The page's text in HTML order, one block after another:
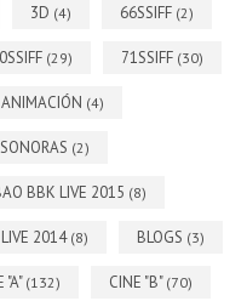
3D (4) 66SSIFF (2)
(29) 71SSIFF (30)
ANIMACIÓN (4)
(2)
BBK LIVE 2015 (8)
2014 (8) BLOGS (3)
"A" (132) CINE "B" (70)